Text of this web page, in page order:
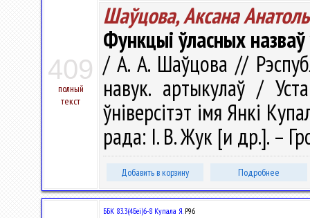
409
полный
текст
Шаўцова, Аксана
Функцыі ўласных назваў
/ А. А. Шаўцова //
навук. артыкулаў /
ўніверсітэт імя Янкі
рада: І. В. Жук [и др.]. –
Добавить в корзину Подробнее
ББК 83.3(4Беі)6-8 Купала Я.Р96